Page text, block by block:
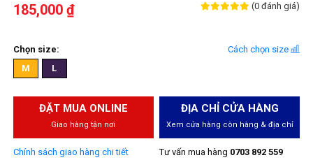
185,000 ₫ (0 đánh giá)
Chọn size:
Cách chọn size
M
L
ĐẶT MUA ONLINE
Giao hàng tận nơi
Chính sách giao hàng chi tiết
ĐỊA CHỈ CỬA HÀNG
Xem cửa hàng còn hàng & địa chỉ
Tư vấn mua hàng 0703 892 559